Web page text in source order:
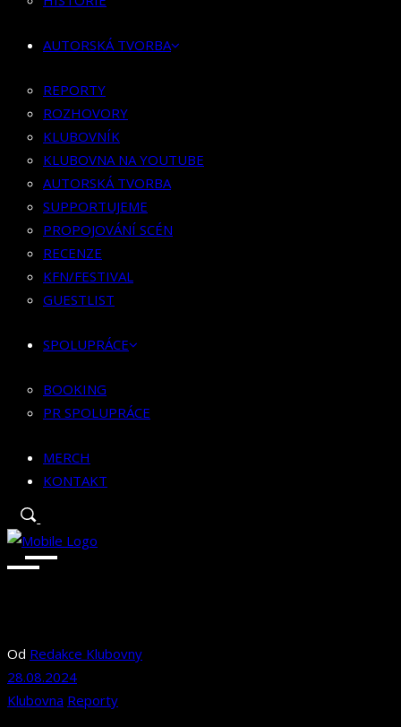
KLUBOVNA NA YOUTUBE
SUPPORTUJEME
PROPOJOVÁNÍ SCÉN
RECENZE
KFN/FESTIVAL
GUESTLIST
SPOLUPRÁCE
BOOKING
PR SPOLUPRÁCE
MERCH
AUTORSKÁ TVORBA
REPORTY
ROZHOVORY
KLUBOVNÍK
KLUBOVNA NA YOUTUBE
AUTORSKÁ TVORBA
SUPPORTUJEME
PROPOJOVÁNÍ SCÉN
RECENZE
KFN/FESTIVAL
GUESTLIST
SPOLUPRÁCE
BOOKING
PR SPOLUPRÁCE
MERCH
KONTAKT
Od Redakce Klubovny
28.08.2024
Klubovna Reporty